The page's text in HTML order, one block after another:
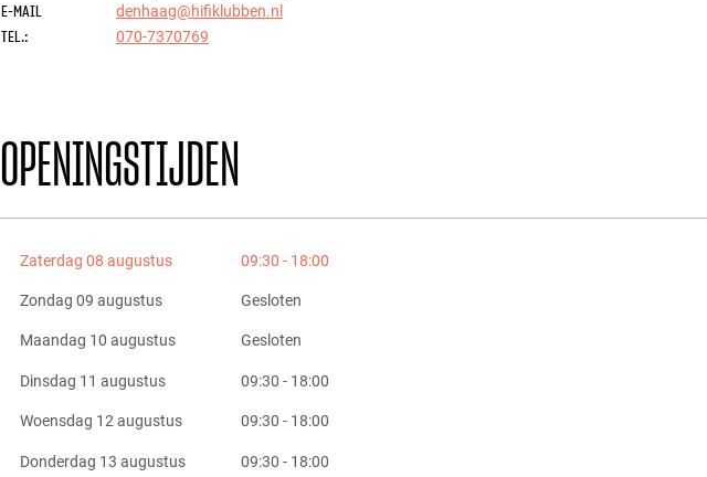
E-MAIL denhaag@hifiklubben.nl
TEL.: 070-7370769
OPENINGSTIJDEN
Zaterdag 08 augustus 09:30 - 18:00
Zondag 09 augustus Gesloten
Maandag 10 augustus Gesloten
Dinsdag 11 augustus 09:30 - 18:00
Woensdag 12 augustus 09:30 - 18:00
Donderdag 13 augustus 09:30 - 18:00